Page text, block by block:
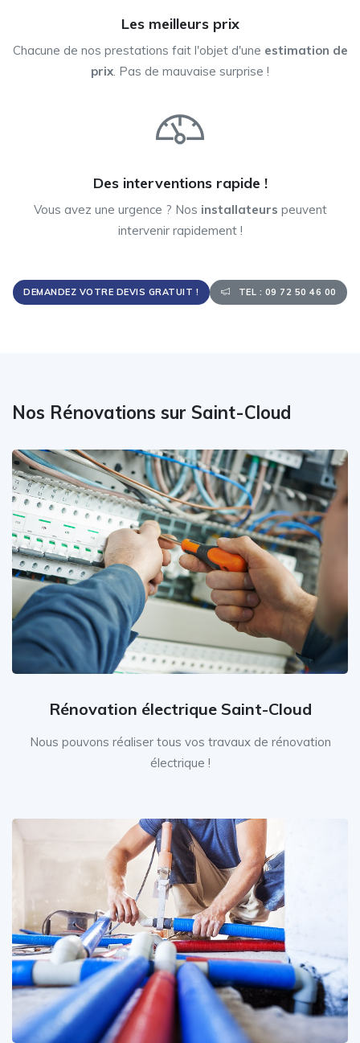
Les meilleurs prix
Chacune de nos prestations fait l'objet d'une estimation de
prix . Pas de mauvaise surprise !
Des interventions rapide !
Vous avez une urgence ? Nos installateurs peuvent
intervenir rapidement !
DEMANDEZ VOTRE DEVIS GRATUIT ! TEL : 09 72 50 46 00
Nos Rénovations sur Saint-Cloud
Rénovation électrique Saint-Cloud
Nous pouvons réaliser tous vos travaux de rénovation
électrique !